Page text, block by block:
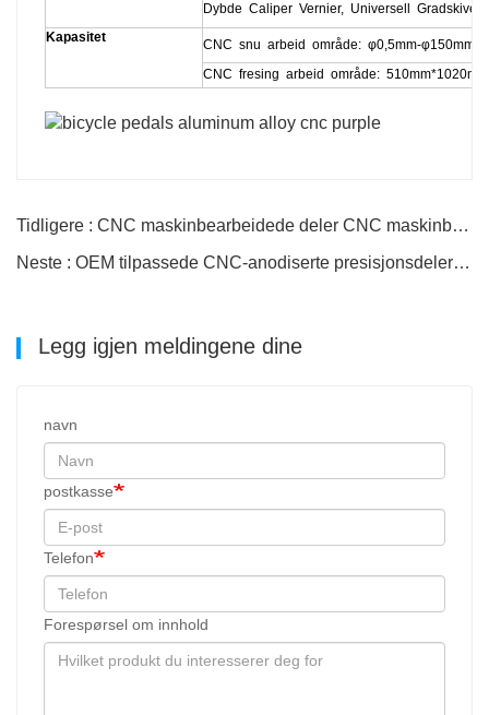
Dybde Caliper Vernier, Universell
Kapasitet
CNC snu arbeid område: φ0,5mm-
CNC fresing arbeid område:
Tidligere : CNC maskinbearbeidede deler CNC maskinbearbeiding stål
Neste : OEM tilpassede CNC-anodiserte presisjonsdeler i aluminium
Legg igjen meldingene dine
navn
postkasse
Telefon
Forespørsel om innhold